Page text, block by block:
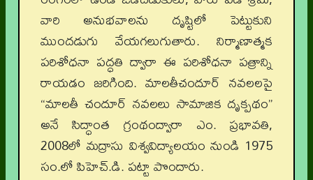
వారి అనుభవాలను దృష్టిలో పెట్టుకుని
ముందడుగు వేయగలుగుతారు. నిర్మాణాత్మక
పరిశోధనా పద్ధతి ద్వారా ఈ పరిశోధనా పత్రాన్ని
రాయడం జరిగింది. మాలతీచందూర్ నవలలపై
“మాలతీ చందూర్ నవలలు సామాజిక దృక్పథం”
అనే సిద్ధాంత గ్రంథంద్వారా ఎం. ప్రభావతి,
2008లో మద్రాసు విశ్వవిద్యాలయం నుండి 1975
సం.లో పిహెచ్.డి. పట్టా పొందారు.